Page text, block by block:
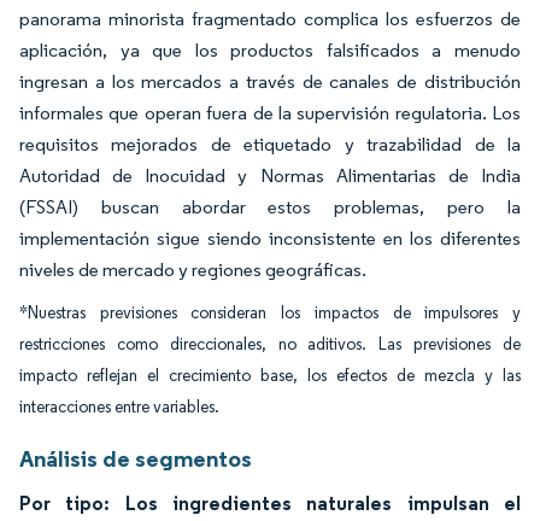
panorama minorista fragmentado complica los esfuerzos de
aplicación, ya que los productos falsificados a menudo
ingresan a los mercados a través de canales de distribución
informales que operan fuera de la supervisión regulatoria. Los
requisitos mejorados de etiquetado y trazabilidad de la
Autoridad de Inocuidad y Normas Alimentarias de India
(FSSAI) buscan abordar estos problemas, pero la
implementación sigue siendo inconsistente en los diferentes
niveles de mercado y regiones geográficas.
*Nuestras previsiones consideran los impactos de impulsores y
restricciones como direccionales, no aditivos. Las previsiones de
impacto reflejan el crecimiento base, los efectos de mezcla y las
interacciones entre variables.
Análisis de segmentos
Por tipo: Los ingredientes naturales impulsan el